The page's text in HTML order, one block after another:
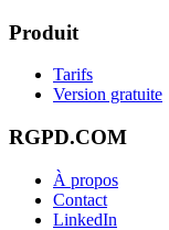
Produit
Tarifs
Version gratuite
RGPD.COM
À propos
Contact
LinkedIn